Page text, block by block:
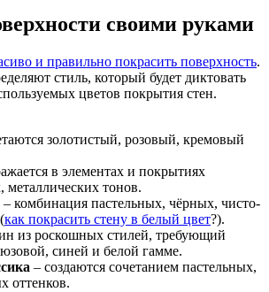
своими руками
и правильно покрасить поверхность.
стиль, который будет диктовать
цветов покрытия стен.
золотистый, розовый, кремовый
в элементах и покрытиях
тонов.
– комбинация пастельных, чёрных, чисто-
как покрасить стену в белый цвет?).
из роскошных стилей, требующий
синей и белой гамме.
– создаются сочетанием пастельных,
оттенков.